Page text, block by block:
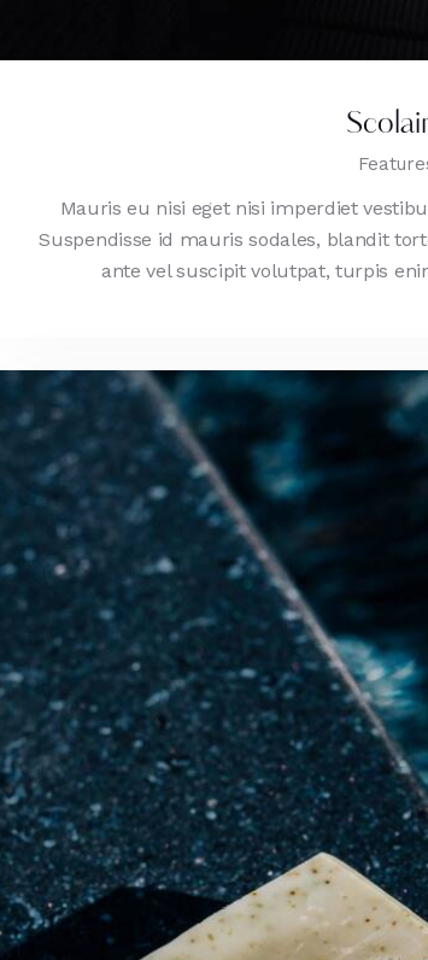
Mauris eu nisi eget nisi imperdiet
Suspendisse id mauris sodales, blandit
ante vel suscipit volutpat, turpis